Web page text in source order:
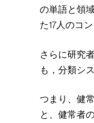
の単語と領
た17人のコ
さらに研究
も，分類シ
つまり、健
と、健常者